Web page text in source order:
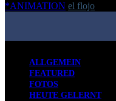
*ANIMATION el flojo
ALLGEMEIN
FEATURED
FOTOS
HEUTE GELERNT